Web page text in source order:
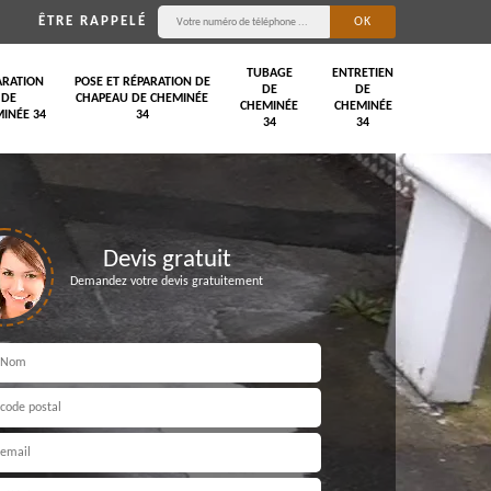
ÊTRE RAPPELÉ
DE
34
POSE ET RÉPARATION DE
CHAPEAU DE CHEMINÉE
34
TUBAGE
DE
CHEMINÉE
34
ENTRETIEN
DE
CHEMINÉE
34
Devis gratuit
Demandez votre devis gratuitement